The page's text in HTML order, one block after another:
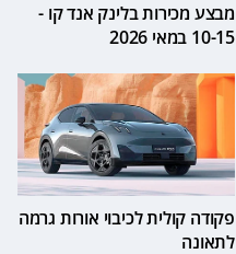
מבצע מכירות בלינק אנד קו -
10-15 במאי 2026
פקודה קולית לכיבוי אורות גרמה
לתאונה